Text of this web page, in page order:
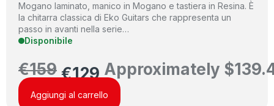
Mogano laminato, manico in Mogano e tastiera in Resina. È
la chitarra classica di Eko Guitars che rappresenta un
passo in avanti nella serie…
Disponibile
€159 €129 Approximately $
Aggiungi al carrello